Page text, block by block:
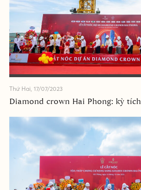
Thứ Hai, 17/07/2023
Diamond crown Hai Phong: kỳ